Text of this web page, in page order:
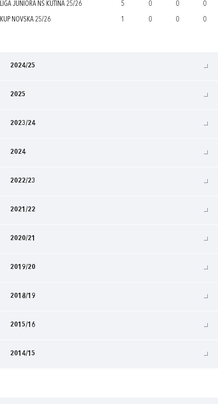
LIGA JUNIORA NS KUTINA 25/26 5 0 0 0
KUP NOVSKA 25/26 1 0 0 0
2024/25
2025
2023/24
2024
2022/23
2021/22
2020/21
2019/20
2018/19
2015/16
2014/15